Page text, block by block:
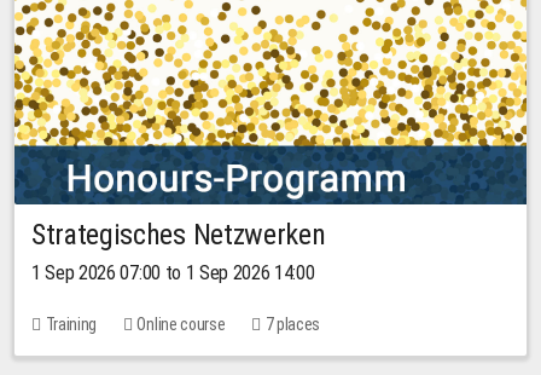
Strategisches Netzwerken
1 Sep 2026 07:00 to 1 Sep 2026 14:00
Training Online course 7 places